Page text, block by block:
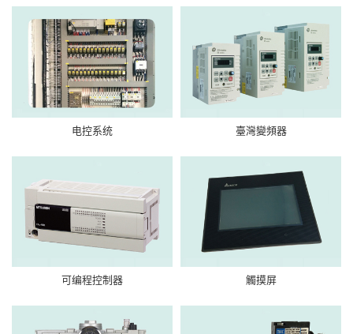
电控系统 臺灣變頻器
可编程控制器 觸摸屏